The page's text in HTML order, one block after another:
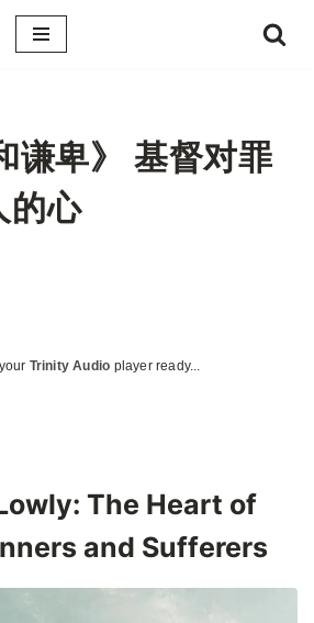
谦卑》 基督对罪
的心
Trinity Audio player ready...
The Heart of
and Sufferers